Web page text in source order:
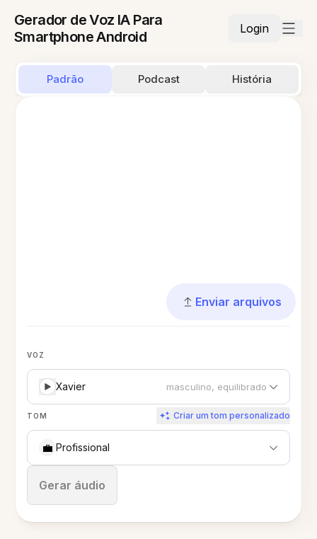
Gerador de Voz IA Para
Smartphone Android
Login
Padrão Podcast História
Enviar arquivos
VOZ
Xavier masculino, equilibrado
TOM Criar um tom personalizado
💼 Profissional
Gerar áudio
Parar